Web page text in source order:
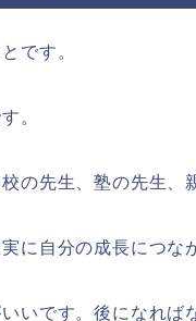
です。
。
の先生、塾の先生、
に自分の成長につな
いです。後になれ